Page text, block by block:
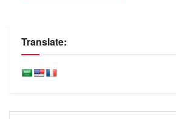
Translate: